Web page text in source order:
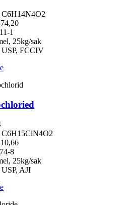
1
25kg/sak
USP, FCCIV
8
25kg/sak
AJI